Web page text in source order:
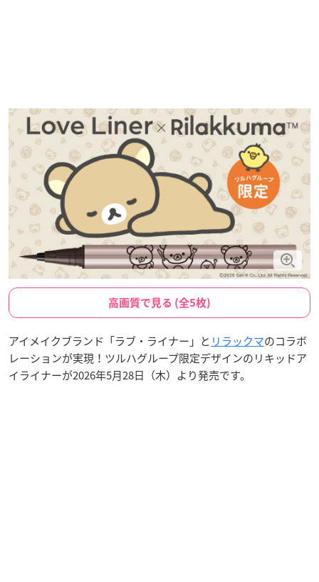
高画質で見る (全5枚)
アイメイクブランド「ラブ・ライナー」と リラックマのコラボ
レーションが実現！ツルハグループ限定デザインのリキッドア
イライナーが2026年5月28日（木）より発売です。